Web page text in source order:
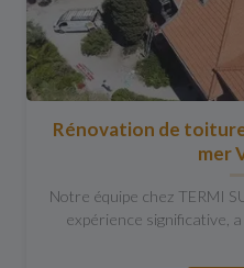
Rénovation de
mer
Notre équipe chez TERMI
expérience significative, a